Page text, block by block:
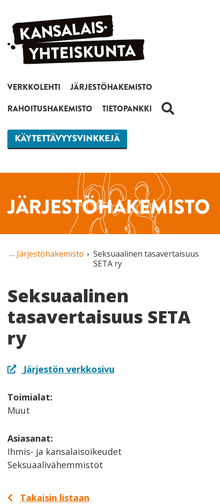
Siirry sisältöön
VERKKOLEHTI
JÄRJESTÖHAKEMISTO
RAHOITUSHAKEMISTO
TIETOPANKKI HAKU
KÄYTETTÄVYYSVINKKEJÄ
JÄRJESTÖHAKEMISTO
Järjestöhakemisto
Seksuaalinen tasavertaisuus
SETA ry
Seksuaalinen
tasavertaisuus SETA
ry
Järjestön verkkosivu
Toimialat:
Muut
Asiasanat:
Ihmis- ja kansalaisoikeudet
Seksuaalivähemmistöt
Takaisin listaan